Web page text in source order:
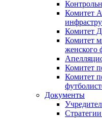
Комитет
Комитет
Комитет
женского
Комитет
Комитет
Документы